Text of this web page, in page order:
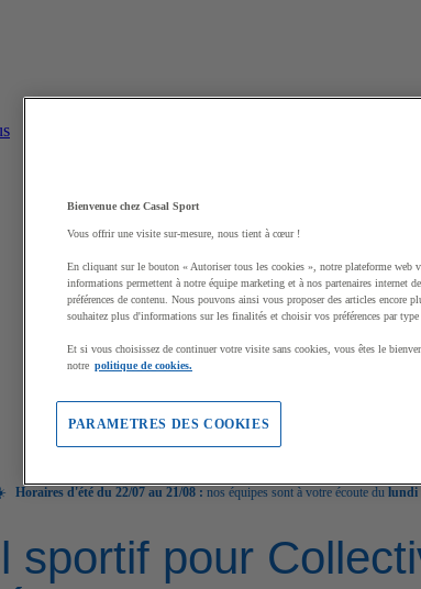
Horaires d'été du 22/07 au 21/08 : nos équipes sont à votre écoute du lundi
sportif pour
Bienvenue chez Casal Sport
Vous offrir une visite sur-mesure, nous tient à cœur !
En cliquant sur le bouton « Autoriser tous les cookies », notre plateforme web
informations permettent à notre équipe marketing et à nos partenaires internet
préférences de contenu. Nous pouvons ainsi vous proposer des articles encore
souhaitez plus d'informations sur les finalités et choisir vos préférences par
Et si vous choisissez de continuer votre visite sans cookies, vous êtes le
notre politique de cookies.
PARAMETRES DES COOKIES